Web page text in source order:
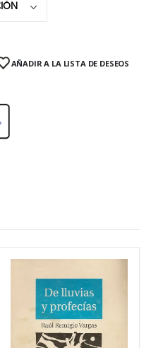
AÑADIR A LA LISTA DE DESEOS